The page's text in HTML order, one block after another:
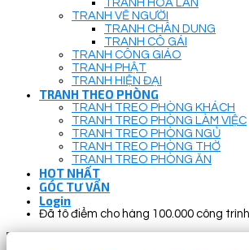
TRANH HOA LAN
TRANH VẼ NGƯỜI
TRANH CHÂN DUNG
TRANH CÔ GÁI
TRANH CÔNG GIÁO
TRANH PHẬT
TRANH HIỆN ĐẠI
TRANH THEO PHÒNG
TRANH TREO PHÒNG KHÁCH
TRANH TREO PHÒNG LÀM VIỆC
TRANH TREO PHÒNG NGỦ
TRANH TREO PHÒNG THỜ
TRANH TREO PHÒNG ĂN
HOT NHẤT
GÓC TƯ VẤN
Login
Đã tô điểm cho hàng 100.000 công trình